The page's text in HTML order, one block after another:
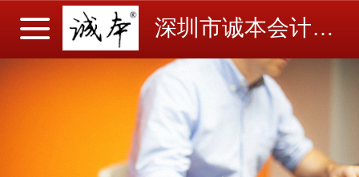
深圳市诚本会计事务所有限公司